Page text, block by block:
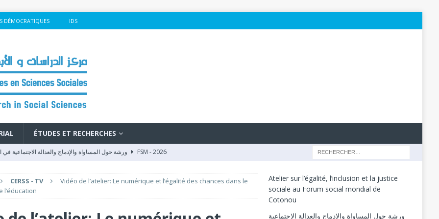
DÉMOCRATIQUES IDS
ÉTUDES ET RECHERCHES
FSM - 2026
CERSS - TV
Vidéo de l’atelier: Le numérique et l’égalité des chances dans le
l’éducation
Atelier sur l’égalité, l’inclusion et la justice
sociale au Forum social mondial de
Cotonou
ورشة حول المساواة والإدماج والعدالة الاجتماعية